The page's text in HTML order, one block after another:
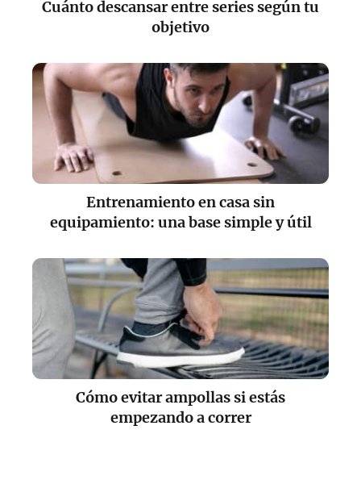
Cuánto descansar entre series según tu
objetivo
Entrenamiento en casa sin
equipamiento: una base simple y útil
Cómo evitar ampollas si estás
empezando a correr